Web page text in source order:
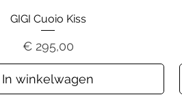
GIGI Cuoio Kiss
Prijs
€ 295,00
In winkelwagen